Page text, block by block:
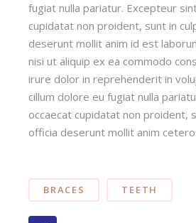
fugiat nulla pariatur. Excepteur
cupidatat non proident, sunt in
deserunt mollit anim id est
nisi ut aliquip ex ea commodo
irure dolor in reprehenderit in
cillum dolore eu fugiat nulla
occaecat cupidatat non proident,
officia deserunt mollit anim
BRACES TEETH